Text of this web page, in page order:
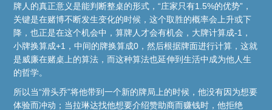
牌人的真正意义是能判断整桌的形式，“庄家只有1.5%的优势”，
关键是在赌博不断发生变化的时候，这个取胜的概率会上升或下
降，也正是在这个机会中，算牌人才会有机会，大牌计算成-1，
小牌换算成+1，中间的牌换算成0，然后根据牌面进行计算，这就
是威廉在赌桌上的算法，而这种算法也延伸到生活中成为他人生
的哲学。
所以当“滑头乔”将他带到一个新的牌局上的时候，他没有因为想要
体验而冲动；当拉琳达找他想要介绍赞助商而赚钱时，他拒绝